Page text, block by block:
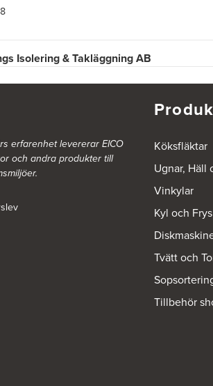
Isolering & Takläggning AB
Strängnäs
AB
7
14
erfarenhet levererar EICO
och andra produkter till
Köksfläktar
Ugnar, Häll
Vinkylar
Kyl och Frys
Tvätt och
Tillbehör